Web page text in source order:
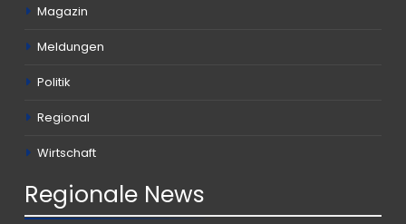
Magazin
Meldungen
Politik
Regional
Wirtschaft
Regionale News